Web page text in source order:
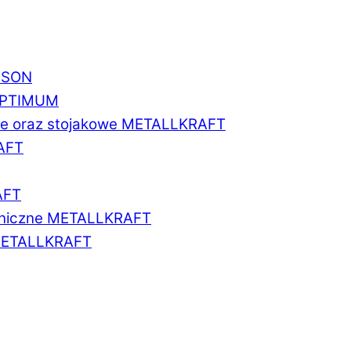
oraz stojakowe METALLKRAFT
METALLKRAFT